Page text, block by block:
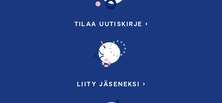
TILAA UUTISKIRJE ›
LIITY JÄSENEKSI ›